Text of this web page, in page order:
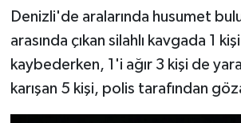
Denizli'de aralarında husumet
arasında çıkan silahlı kavgada 1 kişi
kaybederken, 1'i ağır 3 kişi de
karışan 5 kişi, polis tarafından